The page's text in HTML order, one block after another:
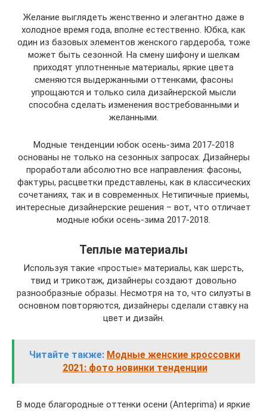
Желание выглядеть женственно и элегантно даже в
холодное время года, вполне естественно. Юбка, как
один из базовых элементов женского гардероба, тоже
может быть сезонной. На смену шифону и шелкам
приходят уплотненные материалы, яркие цвета
сменяются выдержанными оттенками, фасоны
упрощаются и только сила дизайнерской мысли
способна сделать изменения востребованными и
желанными.
Модные тенденции юбок осень-зима 2017-2018
основаны не только на сезонных запросах. Дизайнеры
проработали абсолютно все направления: фасоны,
фактуры, расцветки представлены, как в классических
сочетаниях, так и в современных. Нетипичные приемы,
интересные дизайнерские решения – вот, что отличает
модные юбки осень-зима 2017-2018.
Теплые материалы
Используя такие «простые» материалы, как шерсть,
твид и трикотаж, дизайнеры создают довольно
разнообразные образы. Несмотря на то, что силуэты в
основном повторяются, дизайнеры сделали ставку на
цвет и дизайн.
Читайте также: Модные женские кроссовки
2021: фото новинки тенденции
В моде благородные оттенки осени (Anteprima) и яркие